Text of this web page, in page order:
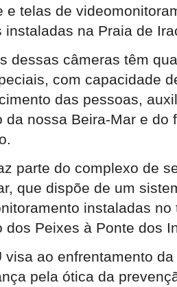
e telas de
instaladas na Praia de
dessas câmeras têm
com capacidade
das pessoas,
da nossa Beira-Mar e do
parte do complexo de
que dispõe de um
instaladas no
dos Peixes à Ponte dos
visa ao enfrentamento
pela ótica da